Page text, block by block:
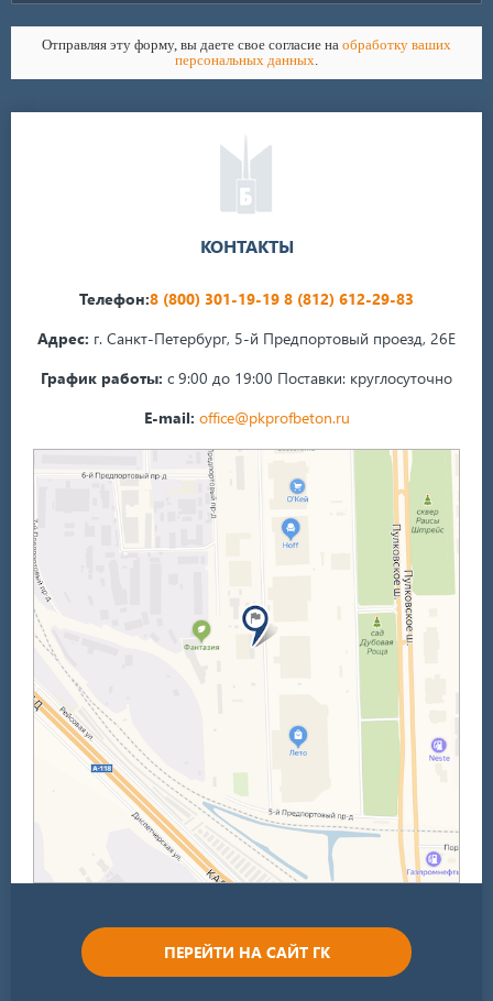
Отправляя эту форму, вы даете свое согласие на обработку ваших
персональных данных.
КОНТАКТЫ
Телефон:8 (800) 301-19-19 8 (812) 612-29-83
Адрес: г. Санкт-Петербург, 5-й Предпортовый проезд, 26Е
График работы: с 9:00 до 19:00 Поставки: круглосуточно
E-mail: office@pkprofbeton.ru
ПЕРЕЙТИ НА САЙТ ГК